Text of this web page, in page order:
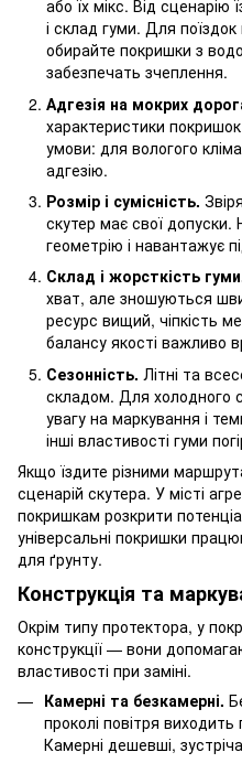
або їх мікс. Від
і склад гуми. Для
обирайте покришки з
забезпечать зчеплення.
Адгезія на мокрих
характеристики
умови: для вологого
адгезію.
Розмір і сумісність.
скутер має свої допуски.
геометрію і навантажує
Склад і жорсткість
хват, але зношуються
ресурс вищий, чіпкість
балансу якості важливо
Сезонність. Літні та
складом. Для холодного
увагу на маркування і
інші властивості гуми
Якщо їздите різними
сценарій скутера. У місті
покришкам розкрити
універсальні покришки
для ґрунту.
Конструкція та
Окрім типу протектора, у
конструкції — вони
властивості при заміні.
Камерні та безкамерні.
проколі повітря
Камерні дешевші,